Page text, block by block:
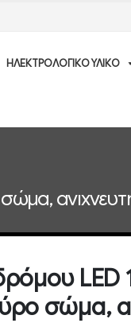
ΗΛΕΚΤΡΟΛΟΓΙΚΟ ΥΛΙΚΟ
ανιχνευτή
LED
σώμα,